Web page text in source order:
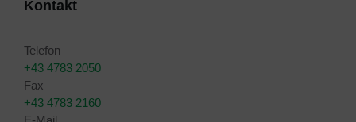
Kontakt
Telefon
+43 4783 2050
Fax
+43 4783 2160